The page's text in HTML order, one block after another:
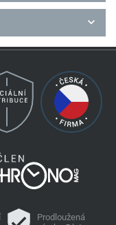
Prodloužená